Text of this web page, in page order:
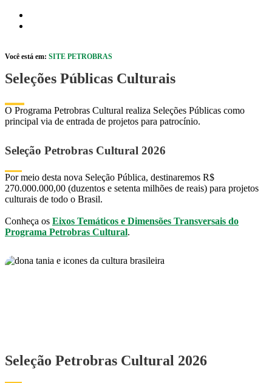
Você está em: SITE PETROBRAS
Seleções Públicas Culturais
O Programa Petrobras Cultural realiza Seleções Públicas como
principal via de entrada de projetos para patrocínio.
Seleção Petrobras Cultural 2026
Por meio desta nova Seleção Pública, destinaremos R$
270.000.000,00 (duzentos e setenta milhões de reais) para projetos
culturais de todo o Brasil.
​​​​​​​Conheça os Eixos Temáticos e Dimensões Transversais do
Programa Petrobras Cultural.
Seleção Petrobras Cultural 2026
caixa de cookies